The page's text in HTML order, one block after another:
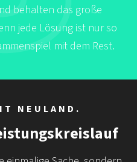
behalten das große
jede Lösung ist nur so
mit dem Rest.
NEULAND.